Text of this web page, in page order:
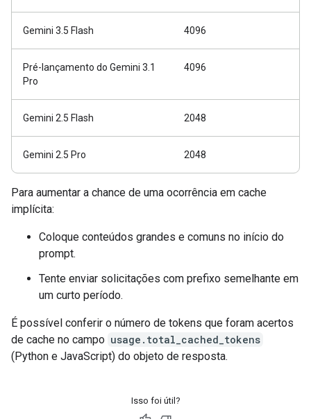
Gemini 3.5 Flash 4096
Pré-lançamento do Gemini 3.1
Pro
4096
Gemini 2.5 Flash 2048
Gemini 2.5 Pro 2048
Para aumentar a chance de uma ocorrência em cache
implícita:
Coloque conteúdos grandes e comuns no início do
prompt.
Tente enviar solicitações com prefixo semelhante em
um curto período.
É possível conferir o número de tokens que foram acertos
de cache no campo usage.total_cached_tokens
(Python e JavaScript) do objeto de resposta.
Isso foi útil?